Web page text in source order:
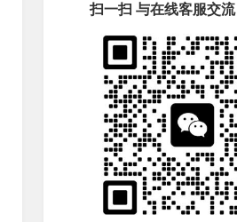
扫一扫 与在线客服交流